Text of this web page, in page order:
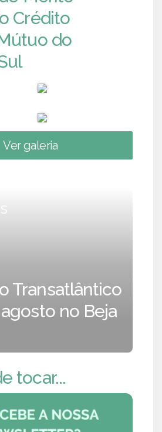
Crédito
do
Ver galeria
Transatlântico
no Beja
tocar...